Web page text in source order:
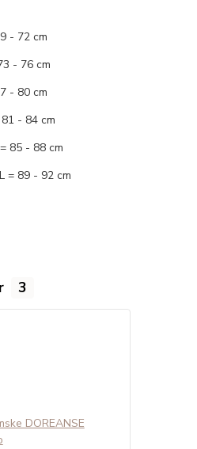
72 cm
76 cm
80 cm
- 84 cm
85 - 88 cm
89 - 92 cm
3